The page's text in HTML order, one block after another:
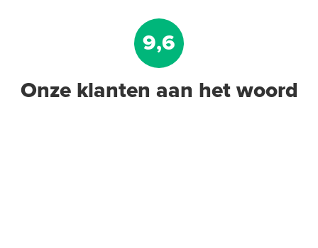
9,6
Onze klanten aan het woord